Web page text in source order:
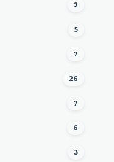
2
5
7
26
7
6
3